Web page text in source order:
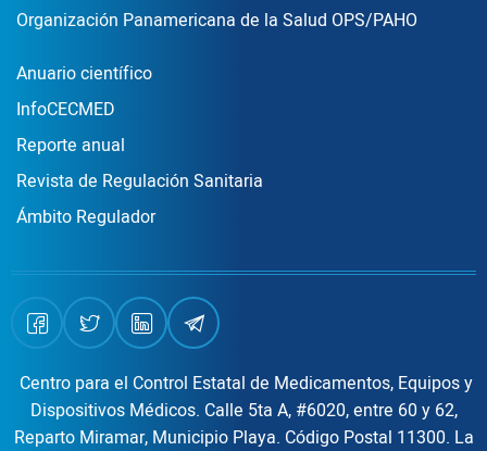
Organización Panamericana de la Salud OPS/PAHO
Publicaciones
Anuario científico
InfoCECMED
Reporte anual
Revista de Regulación Sanitaria
Ámbito Regulador
Centro para el Control Estatal de Medicamentos, Equipos y
Dispositivos Médicos. Calle 5ta A, #6020, entre 60 y 62,
Reparto Miramar, Municipio Playa. Código Postal 11300. La